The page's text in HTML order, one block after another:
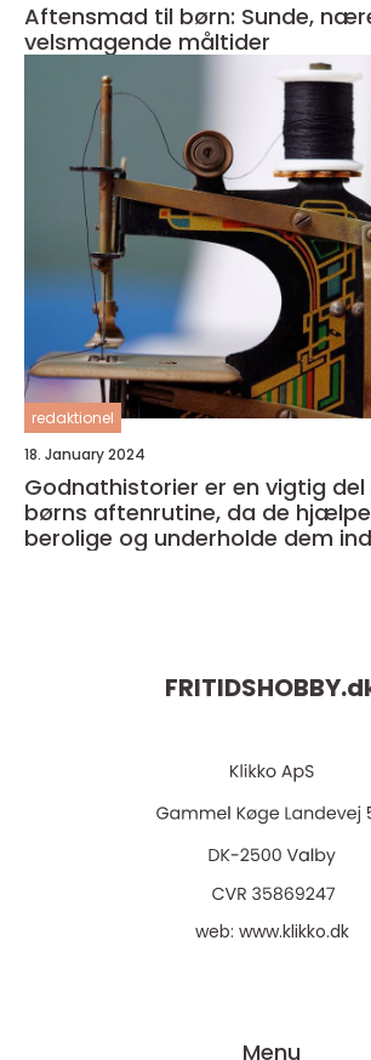
Aftensmad til børn: Sunde,
velsmagende måltider
redaktionel
18. January 2024
Godnathistorier er en vigtig
børns aftenrutine, da de
berolige og underholde dem
FRITIDSHOBBY.
web: www.klikko.dk
Menu